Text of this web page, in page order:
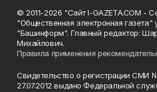
© 2011-2026 "Сайт I-GAZETA.COM -
"Общественная электронная
"Башинформ". Главный редактор:
Михайлович.
Правила применения
Свидетельство о регистрации СМИ
27.07.2012 выдано Федеральной